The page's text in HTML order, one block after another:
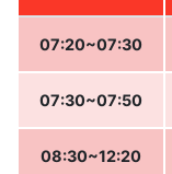
07:20~07:30
07:30~07:50
08:30~12:20